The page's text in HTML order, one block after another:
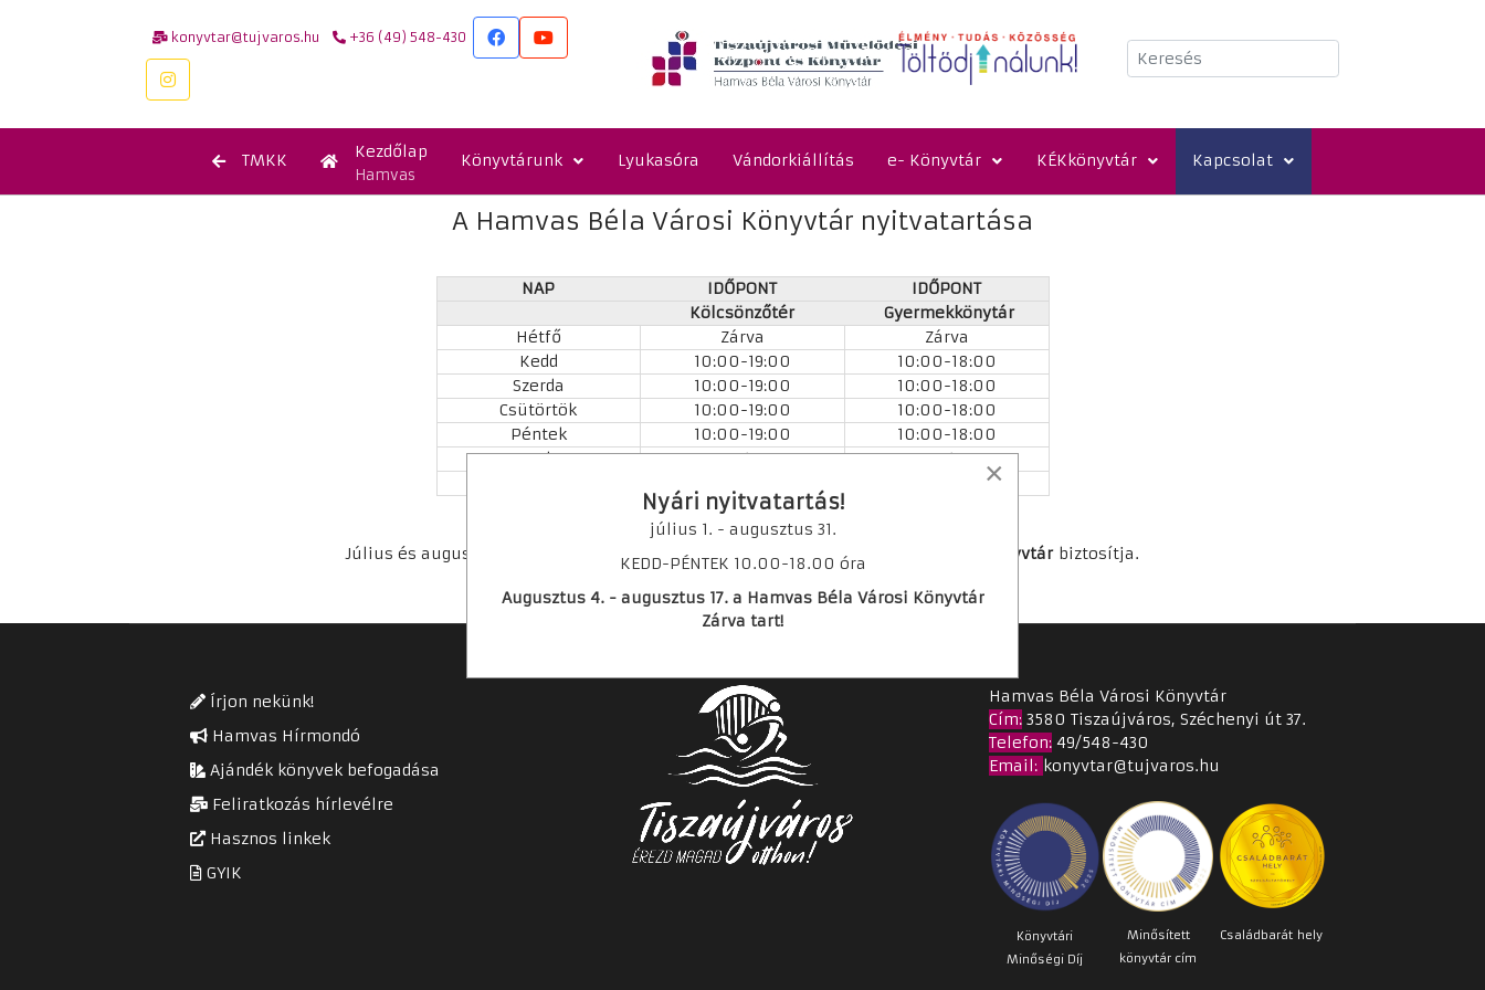
konyvtar@tujvaros.hu +36 (49) 548-430
Keresés
TMKK Kezdőlap
Hamvas
Könyvtárunk Lyukasóra Vándorkiállítás e- Könyvtár KÉKkönyvtár Kapcsolat
A Hamvas Béla Városi Könyvtár nyitvatartása
NAP IDŐPONT
IDŐPONT
Kölcsönzőtér
Gyermekkönytár
Hétfő
Zárva
Zárva
Kedd
10:00-19:00
10:00-18:00
Szerda
10:00-19:00
10:00-18:00
Csütörtök
10:00-19:00
10:00-18:00
Péntek
10:00-19:00
10:00-18:00
Szombat
9:00-13:00
9:00-13:00
Július és augusztus hónapban a szombati nyitvatartást a Tiszaszederkényi Fiókkönyvtárbiztosítja.
Írjon nekünk!
Hamvas Hírmondó
Ajándék könyvek befogadása
Feliratkozás hírlevélre
Hasznos linkek
GYIK
Hamvas Béla Városi Könyvtár
Cím:3580 Tiszaújváros, Széchenyi út 37.
Telefon:49/548-430
Email: konyvtar@tujvaros.hu
Könyvtári
Minőségi Díj
Minősített
könyvtár cím
Családbarát hely
×
Nyári nyitvatartás!
július 1. - augusztus 31.
KEDD-PÉNTEK 10.00-18.00 óra
Augusztus 4. - augusztus 17. a Hamvas Béla Városi Könyvtár
Zárva tart!